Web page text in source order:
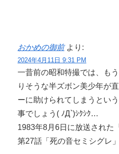
おかめの御前 より:
2024年4月11日 9:31 PM
一昔前の昭和特撮では、も
りそうな半ズボン美少年が
ーに助けられてしまうとい
事でしょう( ﾉД`)ｼｸｼｸ…
1983年8月6日に放送された
第27話「死の音セミシグレ